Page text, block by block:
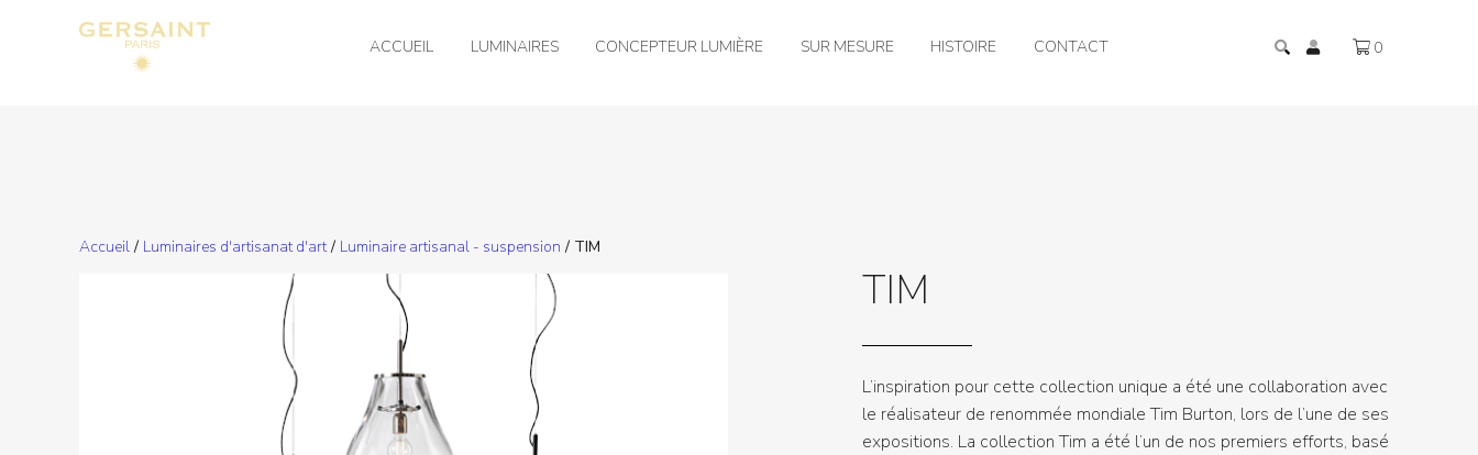
ACCUEIL LUMINAIRES CONCEPTEUR LUMIÈRE SUR MESURE HISTOIRE CONTACT 0
Accueil/ Luminaires d'artisanat d'art/ Luminaire artisanal - suspension / TIM
TIM
L’inspiration pour cette collection unique a été une collaboration avec
le réalisateur de renommée mondiale Tim Burton, lors de l’une de ses
expositions. La collection Tim a été l’un de nos premiers efforts, basé